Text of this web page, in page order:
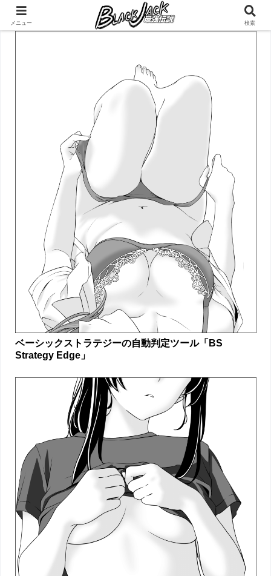
ベーシックストラテジーの自動判定ツール「BS
Strategy Edge」
メニュー 検索